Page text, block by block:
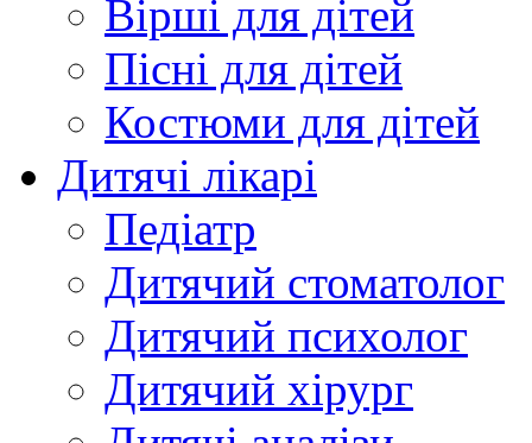
Вірші для дітей
Пісні для дітей
Костюми для дітей
Дитячі лікарі
Педіатр
Дитячий стоматолог
Дитячий психолог
Дитячий хірург